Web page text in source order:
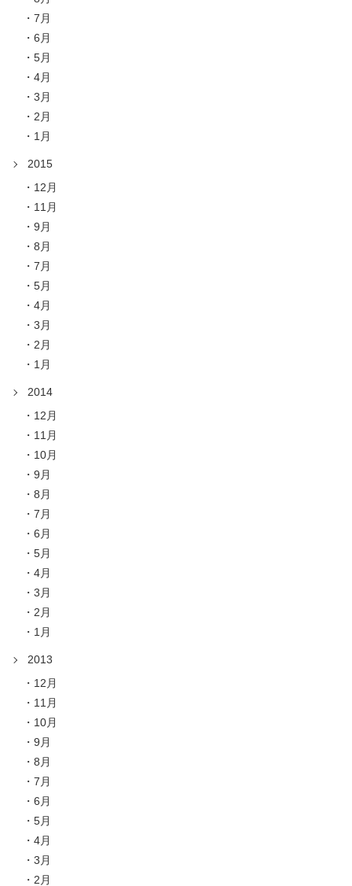
7月
6月
5月
4月
3月
2月
1月
2015
12月
11月
9月
8月
7月
5月
4月
3月
2月
1月
2014
12月
11月
10月
9月
8月
7月
6月
5月
4月
3月
2月
1月
2013
12月
11月
10月
9月
8月
7月
6月
5月
4月
3月
2月